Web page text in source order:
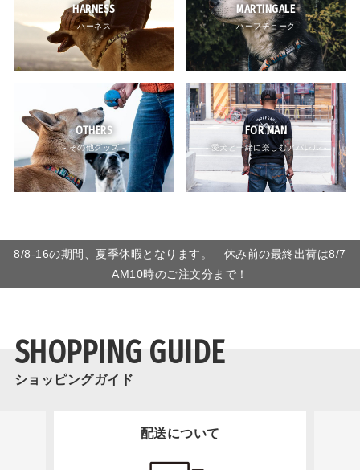
HARNESS
- ハーネス -
MARTINGALE
- ハーフチョーク -
OTHERS
- その他グッズ -
FOR MAN
- 愛犬と一緒に楽しむアパレル -
8/8-16の期間、夏季休暇となります。 休み前の最終出荷は8/7
AM10時のご注文分まで！
SHOPPING GUIDE
ショッピングガイド
配送について